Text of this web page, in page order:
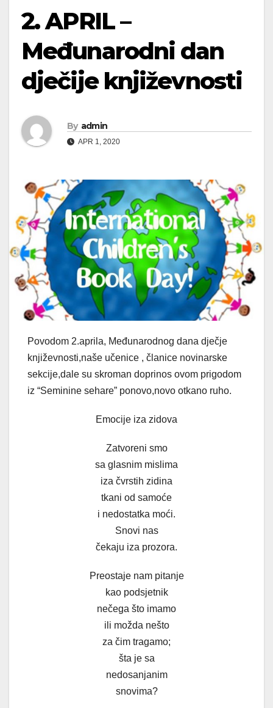
2. APRIL –
Međunarodni dan
dječije književnosti
By admin
APR 1, 2020
Povodom 2.aprila, Međunarodnog dana dječje
književnosti,naše učenice , članice novinarske
sekcije,dale su skroman doprinos ovom prigodom
iz “Seminine sehare” ponovo,novo otkano ruho.
Emocije iza zidova
Zatvoreni smo
sa glasnim mislima
iza čvrstih zidina
tkani od samoće
i nedostatka moći.
Snovi nas
čekaju iza prozora.
Preostaje nam pitanje
kao podsjetnik
nečega što imamo
ili možda nešto
za čim tragamo;
šta je sa
nedosanjanim
snovima?